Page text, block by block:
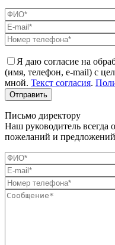
Я даю согласие на
(имя, телефон, e-mail) с
мной. Текст согласия.
Письмо директору
Наш руководитель всегда
пожеланий и